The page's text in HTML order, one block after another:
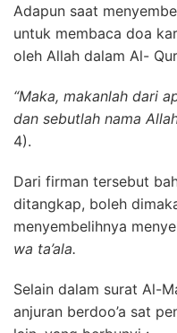
Adapun saat
untuk membaca doa
oleh Allah dalam Al-
“Maka, makanlah dari
dan sebutlah nama
4).
Dari firman tersebut
ditangkap, boleh
menyembelihnya
wa ta’ala.
Selain dalam surat Al-
anjuran berdoo’a sat